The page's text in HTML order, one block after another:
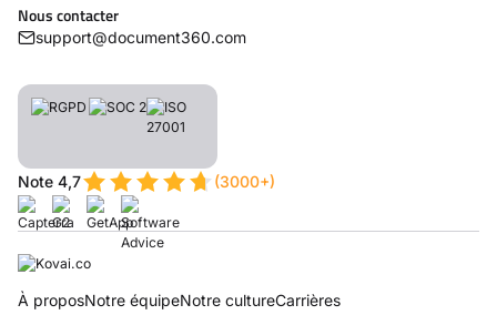
Nous contacter
support@document360.com
Note 4,7 (3000+)
À proposNotre équipeNotre cultureCarrières